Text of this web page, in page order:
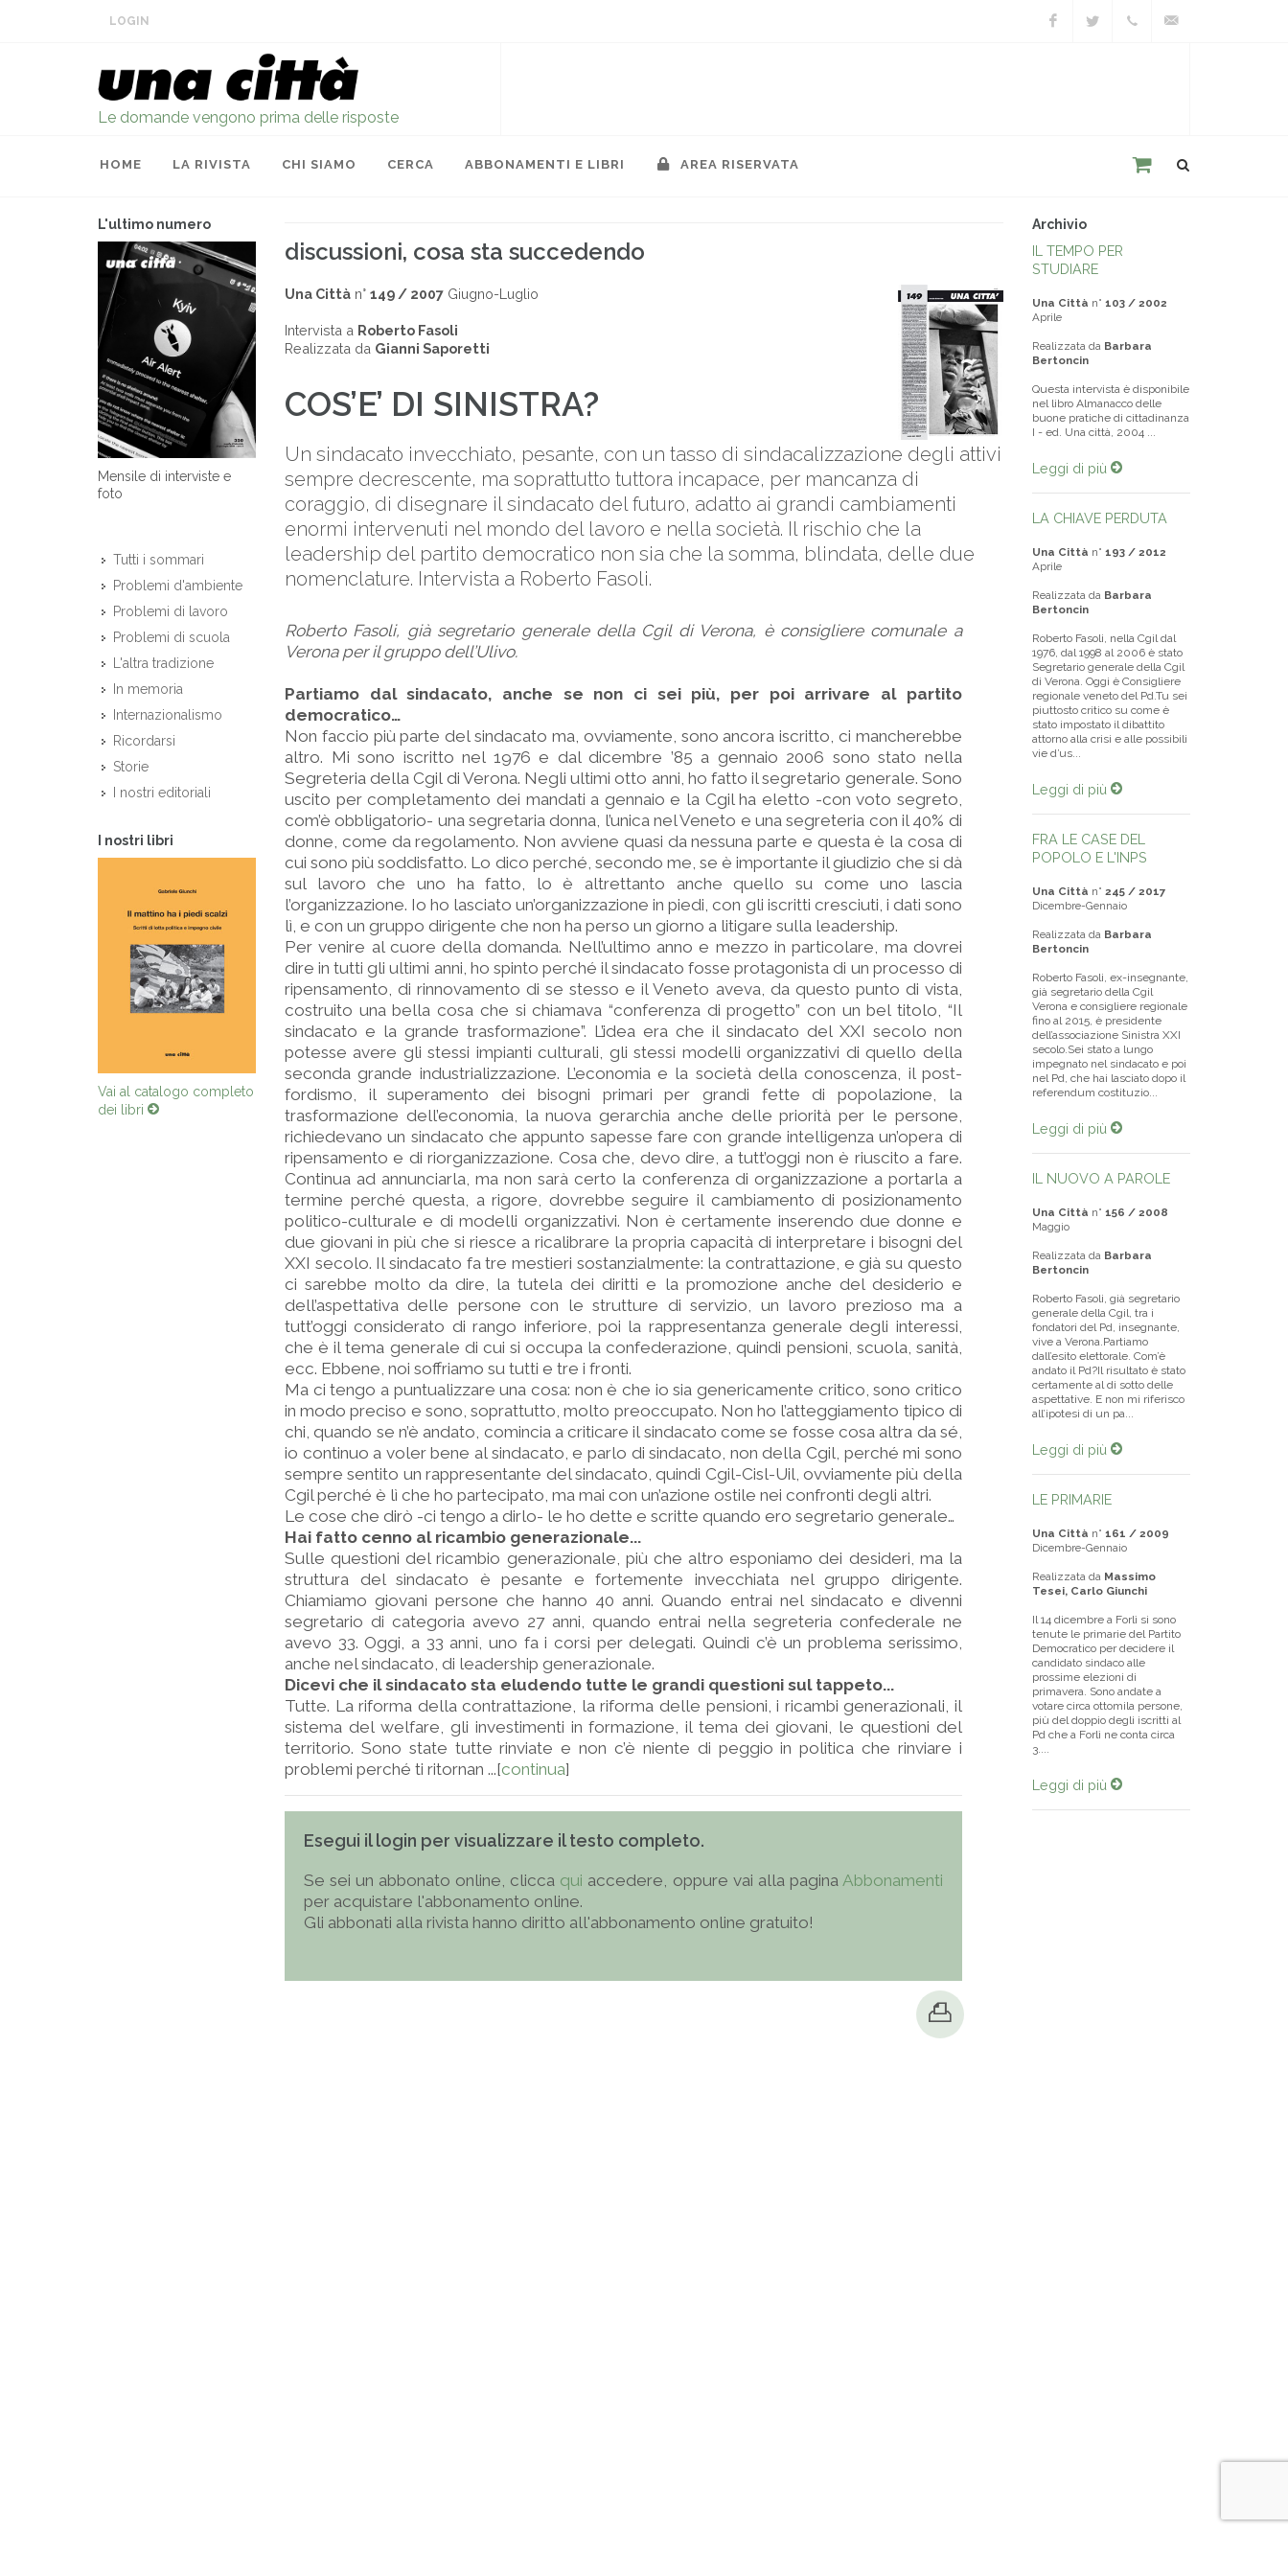
LOGIN
Le domande vengono prima delle risposte
HOME LA RIVISTA CHI SIAMO CERCA ABBONAMENTI E LIBRI AREA RISERVATA
L'ultimo numero
Mensile di interviste e
foto
Tutti i sommari
Problemi d'ambiente
Problemi di lavoro
Problemi di scuola
L'altra tradizione
In memoria
Internazionalismo
Ricordarsi
Storie
I nostri editoriali
I nostri libri
Vai al catalogo completo
dei libri
discussioni, cosa sta succedendo
Una Città n° 149 / 2007 Giugno-Luglio
Intervista a Roberto Fasoli
Realizzata da Gianni Saporetti
COS’E’ DI SINISTRA?
Un sindacato invecchiato, pesante, con un tasso di sindacalizzazione degli attivi
sempre decrescente, ma soprattutto tuttora incapace, per mancanza di
coraggio, di disegnare il sindacato del futuro, adatto ai grandi cambiamenti
enormi intervenuti nel mondo del lavoro e nella società. Il rischio che la
leadership del partito democratico non sia che la somma, blindata, delle due
nomenclature. Intervista a Roberto Fasoli.
Roberto Fasoli, già segretario generale della Cgil di Verona, è consigliere comunale a
Verona per il gruppo dell’Ulivo.
Partiamo dal sindacato, anche se non ci sei più, per poi arrivare al partito
democratico…
Non faccio più parte del sindacato ma, ovviamente, sono ancora iscritto, ci mancherebbe
altro. Mi sono iscritto nel 1976 e dal dicembre ’85 a gennaio 2006 sono stato nella
Segreteria della Cgil di Verona. Negli ultimi otto anni, ho fatto il segretario generale. Sono
uscito per completamento dei mandati a gennaio e la Cgil ha eletto -con voto segreto,
com’è obbligatorio- una segretaria donna, l’unica nel Veneto e una segreteria con il 40% di
donne, come da regolamento. Non avviene quasi da nessuna parte e questa è la cosa di
cui sono più soddisfatto. Lo dico perché, secondo me, se è importante il giudizio che si dà
sul lavoro che uno ha fatto, lo è altrettanto anche quello su come uno lascia
l’organizzazione. Io ho lasciato un’organizzazione in piedi, con gli iscritti cresciuti, i dati sono
lì, e con un gruppo dirigente che non ha perso un giorno a litigare sulla leadership.
Per venire al cuore della domanda. Nell’ultimo anno e mezzo in particolare, ma dovrei
dire in tutti gli ultimi anni, ho spinto perché il sindacato fosse protagonista di un processo di
ripensamento, di rinnovamento di se stesso e il Veneto aveva, da questo punto di vista,
costruito una bella cosa che si chiamava “conferenza di progetto” con un bel titolo, “Il
sindacato e la grande trasformazione”. L’idea era che il sindacato del XXI secolo non
potesse avere gli stessi impianti culturali, gli stessi modelli organizzativi di quello della
seconda grande industrializzazione. L’economia e la società della conoscenza, il post-
fordismo, il superamento dei bisogni primari per grandi fette di popolazione, la
trasformazione dell’economia, la nuova gerarchia anche delle priorità per le persone,
richiedevano un sindacato che appunto sapesse fare con grande intelligenza un’opera di
ripensamento e di riorganizzazione. Cosa che, devo dire, a tutt’oggi non è riuscito a fare.
Continua ad annunciarla, ma non sarà certo la conferenza di organizzazione a portarla a
termine perché questa, a rigore, dovrebbe seguire il cambiamento di posizionamento
politico-culturale e di modelli organizzativi. Non è certamente inserendo due donne e
due giovani in più che si riesce a ricalibrare la propria capacità di interpretare i bisogni del
XXI secolo. Il sindacato fa tre mestieri sostanzialmente: la contrattazione, e già su questo
ci sarebbe molto da dire, la tutela dei diritti e la promozione anche del desiderio e
dell’aspettativa delle persone con le strutture di servizio, un lavoro prezioso ma a
tutt’oggi considerato di rango inferiore, poi la rappresentanza generale degli interessi,
che è il tema generale di cui si occupa la confederazione, quindi pensioni, scuola, sanità,
ecc. Ebbene, noi soffriamo su tutti e tre i fronti.
Ma ci tengo a puntualizzare una cosa: non è che io sia genericamente critico, sono critico
in modo preciso e sono, soprattutto, molto preoccupato. Non ho l’atteggiamento tipico di
chi, quando se n’è andato, comincia a criticare il sindacato come se fosse cosa altra da sé,
io continuo a voler bene al sindacato, e parlo di sindacato, non della Cgil, perché mi sono
sempre sentito un rappresentante del sindacato, quindi Cgil-Cisl-Uil, ovviamente più della
Cgil perché è lì che ho partecipato, ma mai con un’azione ostile nei confronti degli altri.
Le cose che dirò -ci tengo a dirlo- le ho dette e scritte quando ero segretario generale…
Hai fatto cenno al ricambio generazionale...
Sulle questioni del ricambio generazionale, più che altro esponiamo dei desideri, ma la
struttura del sindacato è pesante e fortemente invecchiata nel gruppo dirigente.
Chiamiamo giovani persone che hanno 40 anni. Quando entrai nel sindacato e divenni
segretario di categoria avevo 27 anni, quando entrai nella segreteria confederale ne
avevo 33. Oggi, a 33 anni, uno fa i corsi per delegati. Quindi c’è un problema serissimo,
anche nel sindacato, di leadership generazionale.
Dicevi che il sindacato sta eludendo tutte le grandi questioni sul tappeto...
Tutte. La riforma della contrattazione, la riforma delle pensioni, i ricambi generazionali, il
sistema del welfare, gli investimenti in formazione, il tema dei giovani, le questioni del
territorio. Sono state tutte rinviate e non c’è niente di peggio in politica che rinviare i
problemi perché ti ritornan ...[continua]
Esegui il login per visualizzare il testo completo.
Se sei un abbonato online, clicca qui accedere, oppure vai alla pagina Abbonamenti
per acquistare l'abbonamento online.
Gli abbonati alla rivista hanno diritto all'abbonamento online gratuito!
Archivio
IL TEMPO PER
STUDIARE
Una Città n° 103 / 2002
Aprile
Realizzata da Barbara
Bertoncin
Questa intervista è disponibile
nel libro Almanacco delle
buone pratiche di cittadinanza
I - ed. Una città, 2004 ...
Leggi di più
LA CHIAVE PERDUTA
Una Città n° 193 / 2012
Aprile
Realizzata da Barbara
Bertoncin
Roberto Fasoli, nella Cgil dal
1976, dal 1998 al 2006 è stato
Segretario generale della Cgil
di Verona. Oggi è Consigliere
regionale veneto del Pd.Tu sei
piuttosto critico su come è
stato impostato il dibattito
attorno alla crisi e alle possibili
vie d’us...
Leggi di più
FRA LE CASE DEL
POPOLO E L'INPS
Una Città n° 245 / 2017
Dicembre-Gennaio
Realizzata da Barbara
Bertoncin
Roberto Fasoli, ex-insegnante,
già segretario della Cgil
Verona e consigliere regionale
fino al 2015, è presidente
dell’associazione Sinistra XXI
secolo.Sei stato a lungo
impegnato nel sindacato e poi
nel Pd, che hai lasciato dopo il
referendum costituzio...
Leggi di più
IL NUOVO A PAROLE
Una Città n° 156 / 2008
Maggio
Realizzata da Barbara
Bertoncin
Roberto Fasoli, già segretario
generale della Cgil, tra i
fondatori del Pd, insegnante,
vive a Verona.Partiamo
dall’esito elettorale. Com’è
andato il Pd?Il risultato è stato
certamente al di sotto delle
aspettative. E non mi riferisco
all’ipotesi di un pa...
Leggi di più
LE PRIMARIE
Una Città n° 161 / 2009
Dicembre-Gennaio
Realizzata da Massimo
Tesei, Carlo Giunchi
Il 14 dicembre a Forlì si sono
tenute le primarie del Partito
Democratico per decidere il
candidato sindaco alle
prossime elezioni di
primavera. Sono andate a
votare circa ottomila persone,
più del doppio degli iscritti al
Pd che a Forlì ne conta circa
3....
Leggi di più